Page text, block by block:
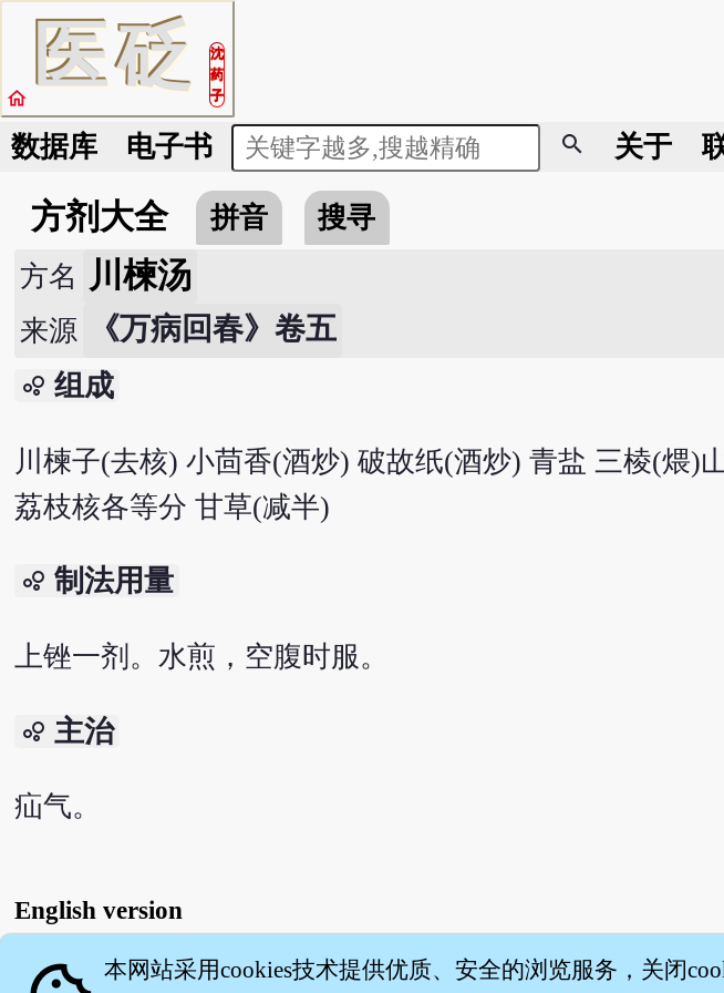
医砭
沈
药
子
home
数据库 电子书 search 关于
方剂大全 拼音 搜寻
方名 川楝汤
来源 《万病回春》卷五
bubble_chart 组成
川楝子(去核) 小茴香(酒炒) 破故纸(酒炒) 青盐 三棱(煨)
荔枝核各等分 甘草(减半)
bubble_chart 制法用量
上锉一剂。水煎，空腹时服。
bubble_chart 主治
疝气。
English version
本网站采用cookies技术提供优质、安全的浏览服务，关闭